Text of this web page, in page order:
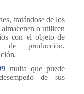
tratándose de los
o utilicen
con el objeto de
de producción,
multa que puede
de sus